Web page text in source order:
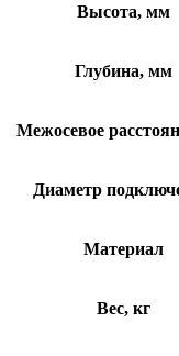
Высота, мм
Глубина, мм
Межосевое
Диаметр
Материал
Вес, кг